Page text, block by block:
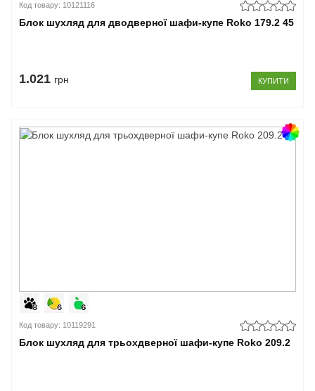
Код товару: 10121116
Блок шухляд для дводверної шафи-купе Roko 179.2 45
1.021 грн КУПИТИ
Код товару: 10119291
Блок шухляд для трьохдверної шафи-купе Roko 209.2